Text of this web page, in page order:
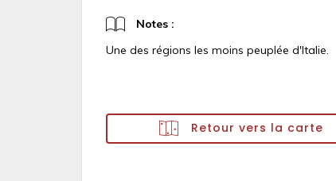
Notes :
Une des régions les moins peuplée d'Italie.
Retour vers la carte